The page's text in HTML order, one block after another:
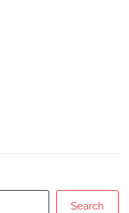
Search